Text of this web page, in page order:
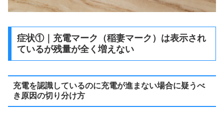
症状①｜充電マーク（稲妻マーク）は表示され
ているが残量が全く増えない
充電を認識しているのに充電が進まない場合に疑うべ
き原因の切り分け方